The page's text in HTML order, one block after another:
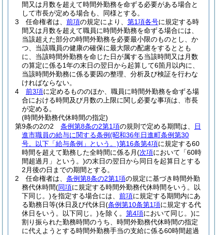
間又は月数を超えて時間外勤務を命ずる必要がある場合と
して市長が定める場合も、同様とする。
3
任命権者は、 前項の規定により、 第1項各号に規定する時
間又は月数を超えて職員に時間外勤務を命ずる場合には、
当該超えた部分の時間外勤務を必要最小限のものとし、か
つ、当該職員の健康の確保に最大限の配慮をするととも
に、当該時間外勤務を命じた日が属する当該時間又は月数
の算定に係る1年の末日の翌日から起算して6箇月以内に、
当該時間外勤務に係る要因の整理、分析及び検証を行わな
ければならない。
4
前3項に定めるもののほか、職員に時間外勤務を命ずる場
合における時間及び月数の上限に関し必要な事項は、市長
が定める。
(時間外勤務代休時間の指定)
第9条の2の2
条例第8条の2第1項の規則で定める期間は、
日
進市職員の給与に関する条例(昭和36年日進町条例第30
号。以下「給与条例」という。)第16条第4項に規定する60
時間を超えて勤務した全時間に係る月(次項において「60時
間超過月」という。)の末日の翌日から同日を起算日とする
2月後の日までの期間とする。
2
任命権者は、 条例第8条の2第1項の規定に基づき時間外勤
務代休時間(同項に規定する時間外勤務代休時間をいう。以
下同じ。)を指定する場合には、 前項に規定する期間内にあ
る勤務日等(休日及び代休日(条例第10条第1項に規定する代
休日をいう。以下同じ。)を除く。 第4項において同じ。)に
割り振られた勤務時間のうち、時間外勤務代休時間の指定
に代えようとする時間外勤務手当の支給に係る60時間超過